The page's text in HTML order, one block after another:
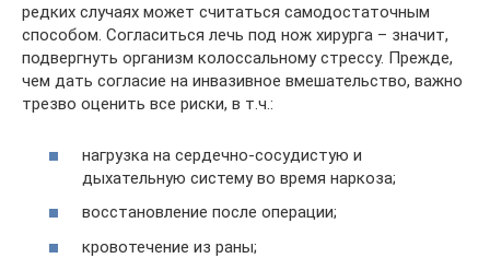
редких случаях может считаться самодостаточным
способом. Согласиться лечь под нож хирурга – значит,
подвергнуть организм колоссальному стрессу. Прежде,
чем дать согласие на инвазивное вмешательство, важно
трезво оценить все риски, в т.ч.:
нагрузка на сердечно-сосудистую и
дыхательную систему во время наркоза;
восстановление после операции;
кровотечение из раны;